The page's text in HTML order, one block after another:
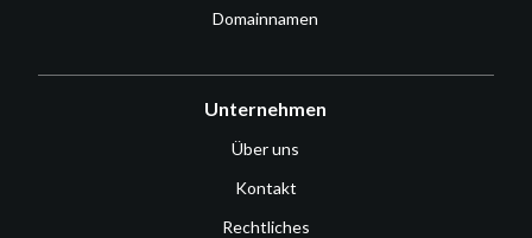
Domainnamen
Unternehmen
Über uns
Kontakt
Rechtliches